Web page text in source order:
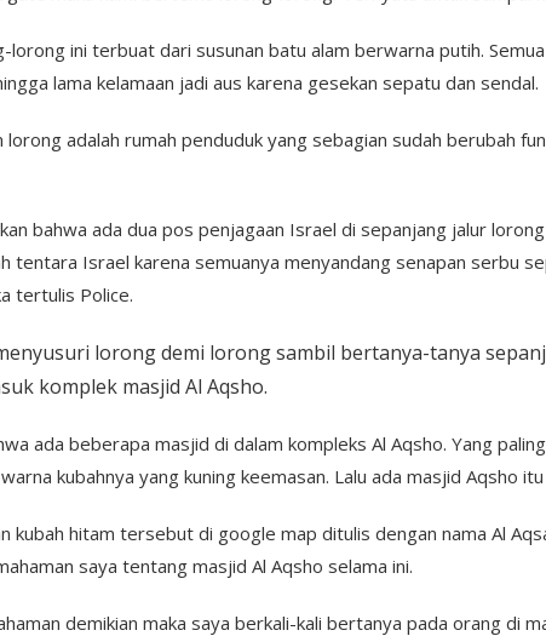
lorong ini terbuat dari susunan batu alam berwarna putih.
lama kelamaan jadi aus karena gesekan sepatu dan sendal.
lorong adalah rumah penduduk yang sebagian sudah berubah
bahwa ada dua pos penjagaan Israel di sepanjang jalur
tentara Israel karena semuanya menyandang senapan serbu
tertulis Police.
lorong demi lorong sambil bertanya-tanya
komplek masjid Al Aqsho.
ada beberapa masjid di dalam kompleks Al Aqsho. Yang
kubahnya yang kuning keemasan. Lalu ada masjid Aqsho
kubah hitam tersebut di google map ditulis dengan nama Al
saya tentang masjid Al Aqsho selama ini.
demikian maka saya berkali-kali bertanya pada orang di